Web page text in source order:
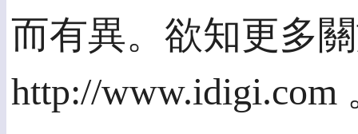
而有異。欲知更多
http://www.idigi.com